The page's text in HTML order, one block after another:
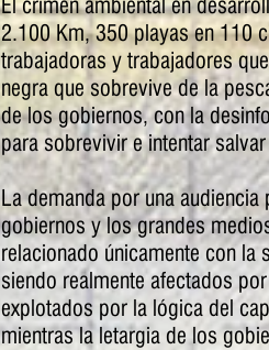
El crimen ambiental en
2.100 Km, 350 playas en 110
trabajadoras y trabajadores
negra que sobrevive de la
de los gobiernos, con la
para sobrevivir e intentar
La demanda por una
gobiernos y los grandes
relacionado únicamente con la
siendo realmente afectados
explotados por la lógica del
mientras la letargia de los